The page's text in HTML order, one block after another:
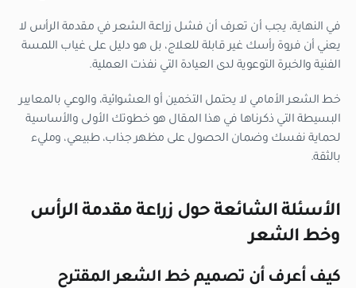
في النهاية، يجب أن تعرف أن فشل زراعة الشعر في مقدمة الرأس لا
يعني أن فروة رأسك غير قابلة للعلاج، بل هو دليل على غياب اللمسة
الفنية والخبرة التوعوية لدى العيادة التي نفذت العملية.
خط الشعر الأمامي لا يحتمل التخمين أو العشوائية، والوعي بالمعايير
البسيطة التي ذكرناها في هذا المقال هو خطوتك الأولى والأساسية
لحماية نفسك وضمان الحصول على مظهر جذاب، طبيعي، ومليء
بالثقة.
الأسئلة الشائعة حول زراعة مقدمة الرأس
وخط الشعر
كيف أعرف أن تصميم خط الشعر المقترح